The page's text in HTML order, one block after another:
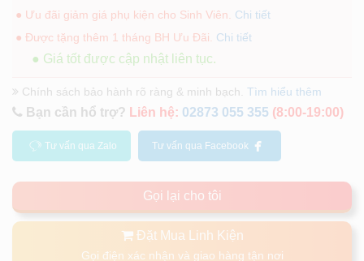
● Ưu đãi giảm giá phụ kiện cho Sinh Viên. Chi tiết
● Được tặng thêm 1 tháng BH Ưu Đãi. Chi tiết
● Giá tốt được cập nhật liên tục.
Chính sách bảo hành rõ ràng & minh bạch. Tìm hiểu thêm
Bạn cần hổ trợ? Liên hệ: 02873 055 355 (8:00-19:00)
Tư vấn qua Zalo Tư vấn qua Facebook
Gọi lại cho tôi
Đặt Mua Linh Kiện
Gọi điện xác nhận và giao hàng tận nơi